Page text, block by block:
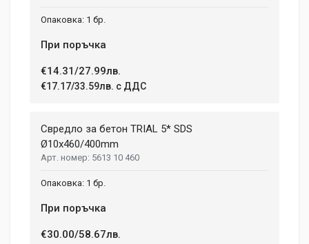
1 бр.
При поръчка
€14.31/27.99лв.
€17.17/33.59лв. с ДДС
Свредло за бетон TRIAL 5* SDS
Ø10x460/400mm
5613 10 460
1 бр.
При поръчка
€30.00/58.67лв.